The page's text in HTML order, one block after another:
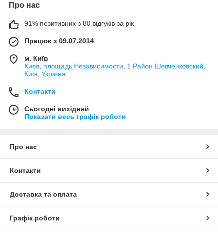
Про нас
91% позитивних з 80 відгуків за рік
Працює з 09.07.2014
м. Київ
Киев, площадь Независимости, 1 Район Шевченковский,
Київ, Україна
Контакти
Сьогодні вихідний
Показати весь графік роботи
Про нас
Контакти
Доставка та оплата
Графік роботи